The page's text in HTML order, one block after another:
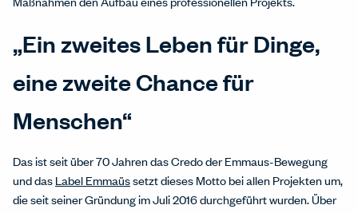
„Ein zweites Leben für Dinge,
eine zweite Chance für
Menschen“
Das ist seit über 70 Jahren das Credo der Emmaus-Bewegung
und dasLabel Emmaüssetzt dieses Motto bei allen Projekten um,
die seit seiner Gründung im Juli 2016 durchgeführt wurden. Über